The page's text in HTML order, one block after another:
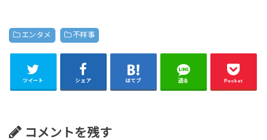
エンタメ 不祥事
ツイート シェア はてブ 送る Pocket
コメントを残す